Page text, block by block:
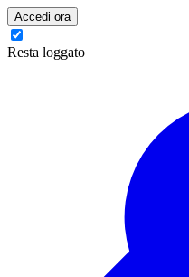
Accedi ora
Resta loggato